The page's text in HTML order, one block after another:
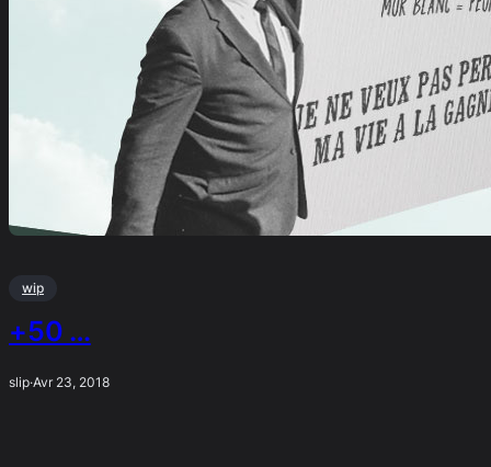
wip
+50 …
slip·Avr 23, 2018